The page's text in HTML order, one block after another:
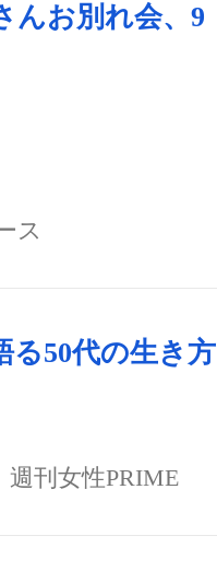
んお別れ会、9
ス
る50代の生き方
週刊女性PRIME